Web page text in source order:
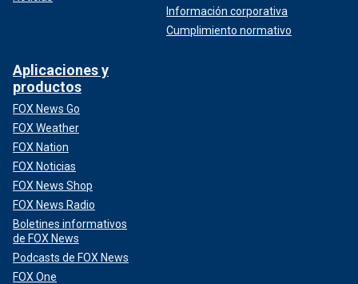
Información corporativa
Cumplimiento normativo
Aplicaciones y
productos
FOX News Go
FOX Weather
FOX Nation
FOX Noticias
FOX News Shop
FOX News Radio
Boletines informativos
de FOX News
Podcasts de FOX News
FOX One